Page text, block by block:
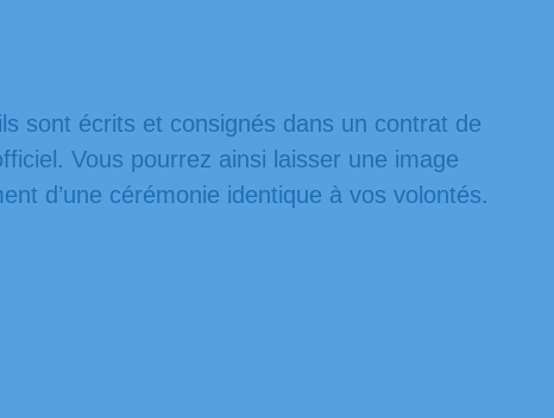
sont écrits et consignés dans un contrat de
Vous pourrez ainsi laisser une image
d’une cérémonie identique à vos volontés.